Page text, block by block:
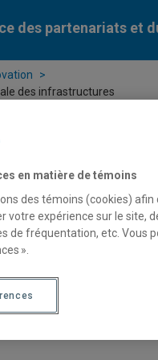
des partenariats et
des infrastructures
en matière de témoins
des témoins (cookies)
votre expérience sur le site,
de fréquentation, etc. Vous
».